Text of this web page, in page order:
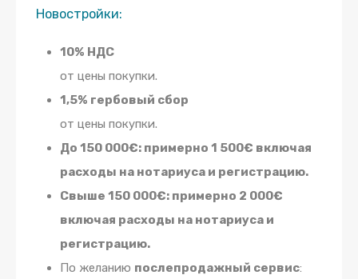
Новостройки:
10% НДС
от цены покупки.
1,5% гербовый сбор
от цены покупки.
До 150 000€: примерно 1 500€ включая
расходы на нотариуса и регистрацию.
Свыше 150 000€: примерно 2 000€
включая расходы на нотариуса и
регистрацию.
По желанию послепродажный сервис: